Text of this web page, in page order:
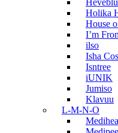
Holika
House
I’m
ilso
Isha
Isntree
iUNIK
Jumiso
Klavuu
L-M-N-O